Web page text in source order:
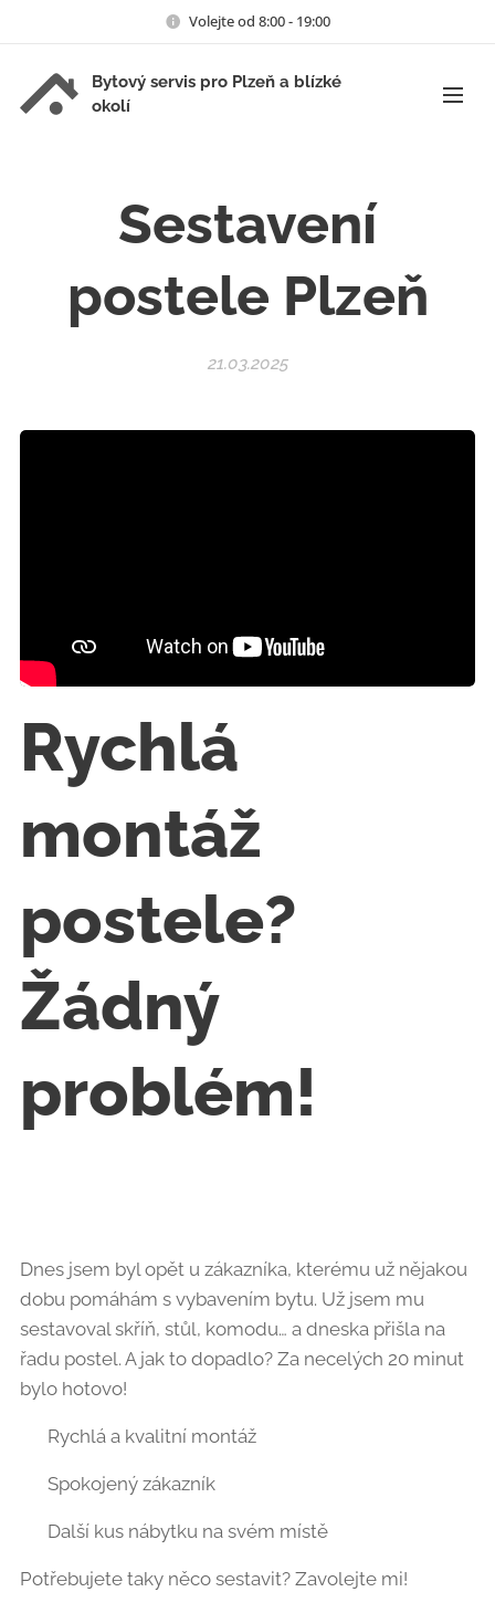
Volejte od 8:00 - 19:00
Bytový servis pro Plzeň a blízké
okolí
Sestavení
postele Plzeň
21.03.2025
Rychlá
montáž
postele?
Žádný
problém! 🛏️
Dnes jsem byl opět u zákazníka, kterému už nějakou
dobu pomáhám s vybavením bytu. Už jsem mu
sestavoval skříň, stůl, komodu… a dneska přišla na
řadu postel. A jak to dopadlo? Za necelých 20 minut
bylo hotovo! ⏱️👌
✅ Rychlá a kvalitní montáž
✅ Spokojený zákazník
✅ Další kus nábytku na svém místě
Potřebujete taky něco sestavit? Zavolejte mi! 📞